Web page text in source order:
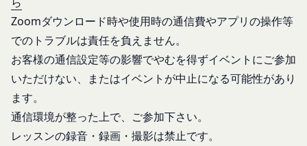
Zoomダウンロード時や使用時の通信費やアプリの操作等
でのトラブルは責任を負えません。
お客様の通信設定等の影響でやむを得ずイベントにご参加
いただけない、またはイベントが中止になる可能性があり
ます。
通信環境が整った上で、ご参加下さい。
レッスンの録音・録画・撮影は禁止です。
と判断する場合、お客様情報の全部または一部を開
示することがあります。
売却または合併
組織再編、合併または譲渡に際し、当社が取得した
委託先等の管理
当社は、業務を委託するため委託先にお客様情報を
会員登録の申請に虚偽の事項が含まれている場
過去に当社との契約に違反した者またはその関
係者であると当社が判断した場合
反社会的勢力等（暴力団、暴力団員、右翼団
意味します。以下同じ。）であるまたは資金提
供その他を通じて反社会的勢力等の維持、運営